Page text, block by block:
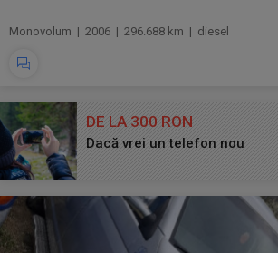
Monovolum | 2006 | 296.688 km | diesel
DE LA 300 RON
Dacă vrei un telefon nou